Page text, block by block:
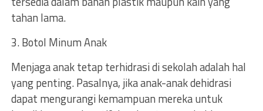
tahan lama.
3. Botol Minum Anak
Menjaga anak tetap terhidrasi di sekolah adalah hal
yang penting. Pasalnya, jika anak-anak dehidrasi
dapat mengurangi kemampuan mereka untuk